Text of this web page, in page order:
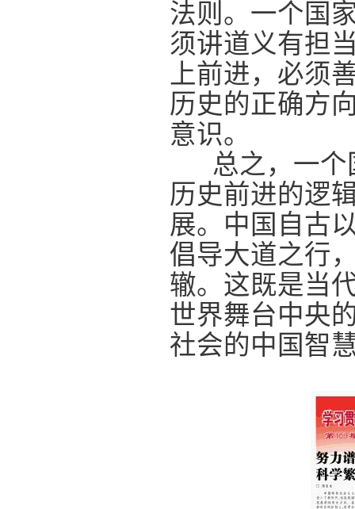
法则。一个国
须讲道义有担
上前进，必须
历史的正确方
意识。
总之，一个
历史前进的逻
展。中国自古
倡导大道之行
辙。这既是当
世界舞台中央
社会的中国智